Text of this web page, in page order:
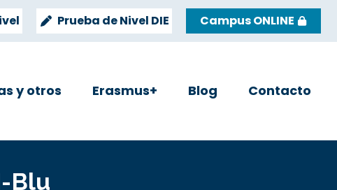
Prueba de Nivel DIE Campus ONLINE
y otros Erasmus+ Blog Contacto
Blu